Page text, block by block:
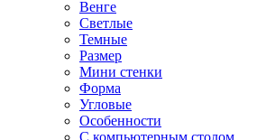
Венге
Светлые
Темные
Размер
Мини стенки
Форма
Угловые
Особенности
С компьютерным столом